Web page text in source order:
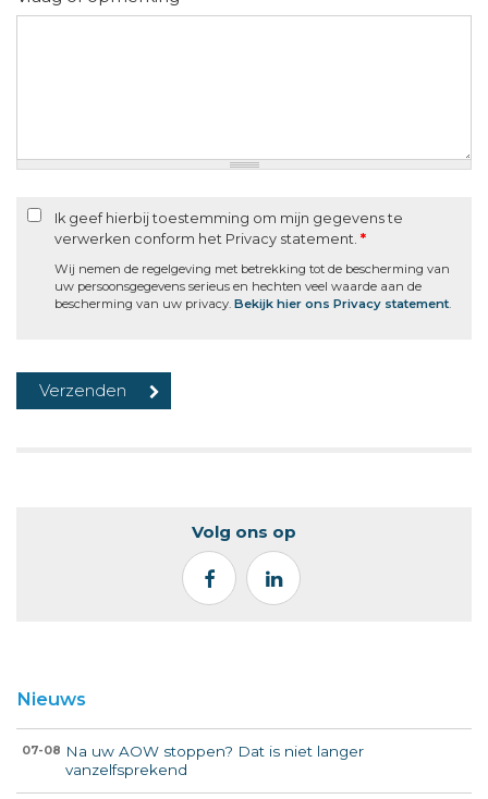
Ik geef hierbij toestemming om mijn gegevens te
verwerken conform het Privacy statement. *
Wij nemen de regelgeving met betrekking tot de bescherming van
uw persoonsgegevens serieus en hechten veel waarde aan de
bescherming van uw privacy. Bekijk hier ons Privacy statement.
Volg ons op
Nieuws
07-08 Na uw AOW stoppen? Dat is niet langer
vanzelfsprekend